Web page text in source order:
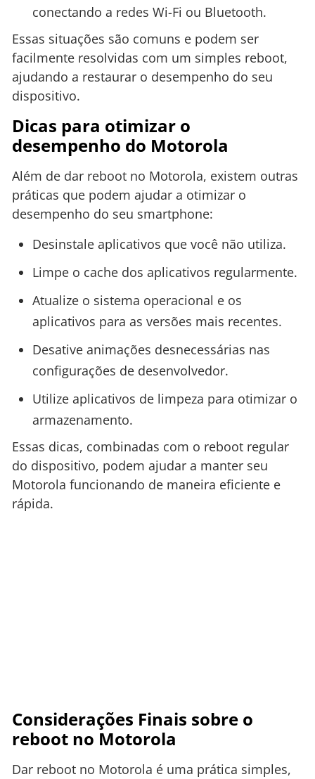
conectando a redes Wi-Fi ou Bluetooth.
Essas situações são comuns e podem ser
facilmente resolvidas com um simples reboot,
ajudando a restaurar o desempenho do seu
dispositivo.
Dicas para otimizar o
desempenho do Motorola
Além de dar reboot no Motorola, existem outras
práticas que podem ajudar a otimizar o
desempenho do seu smartphone:
Desinstale aplicativos que você não utiliza.
Limpe o cache dos aplicativos regularmente.
Atualize o sistema operacional e os
aplicativos para as versões mais recentes.
Desative animações desnecessárias nas
configurações de desenvolvedor.
Utilize aplicativos de limpeza para otimizar o
armazenamento.
Essas dicas, combinadas com o reboot regular
do dispositivo, podem ajudar a manter seu
Motorola funcionando de maneira eficiente e
rápida.
Considerações Finais sobre o
reboot no Motorola
Dar reboot no Motorola é uma prática simples,